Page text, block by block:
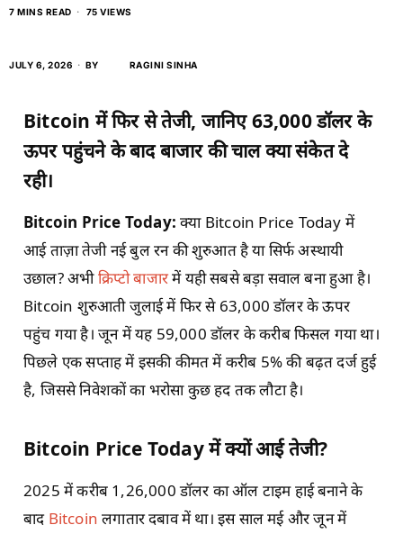
7 MINS READ 75 VIEWS
JULY 6, 2026 BY RAGINI SINHA
Bitcoin में फिर से तेजी, जानिए 63,000 डॉलर के
ऊपर पहुंचने के बाद बाजार की चाल क्या संकेत दे
रही।
Bitcoin Price Today: क्या Bitcoin Price Today में
आई ताज़ा तेजी नई बुल रन की शुरुआत है या सिर्फ अस्थायी
उछाल? अभीक्रिप्टो बाजारमें यही सबसे बड़ा सवाल बना हुआ है।
Bitcoin शुरुआती जुलाई में फिर से 63,000 डॉलर के ऊपर
पहुंच गया है। जून में यह 59,000 डॉलर के करीब फिसल गया था।
पिछले एक सप्ताह में इसकी कीमत में करीब 5% की बढ़त दर्ज हुई
है, जिससे निवेशकों का भरोसा कुछ हद तक लौटा है।
Bitcoin Price Today में क्यों आई तेजी?
2025 में करीब 1,26,000 डॉलर का ऑल टाइम हाई बनाने के
बाद Bitcoinलगातार दबाव में था। इस साल मई और जून में